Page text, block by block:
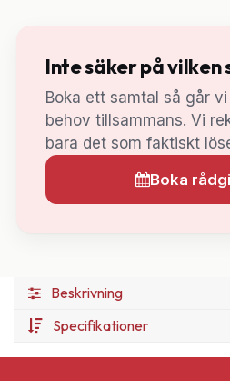
Inte säker på vilken
Boka ett samtal så går
behov tillsammans. Vi
bara det som faktiskt
Boka
Beskrivning
Specifikationer